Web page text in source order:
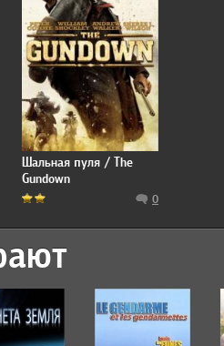
Шальная пуля / The
Gundown
0